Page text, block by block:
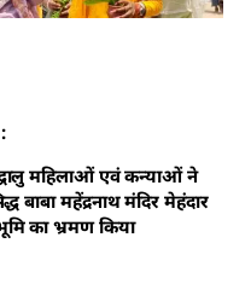
महिलाओं एवं कन्याओं ने
महेंद्रनाथ मंदिर मेहंदार
का भ्रमण किया